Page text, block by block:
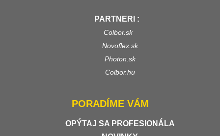
PARTNERI :
Colbor.sk
Novoflex.sk
Photon.sk
Colbor.hu
PORADÍME VÁM
OPÝTAJ SA PROFESIONÁLA